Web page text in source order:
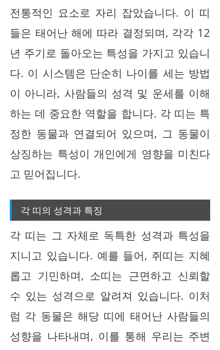
전통적인 요소로 자리 잡았습니다. 이 띠
들은 태어난 해에 따라 결정되며, 각각 12
년 주기로 돌아오는 특성을 가지고 있습니
다. 이 시스템은 단순히 나이를 세는 방법
이 아니라, 사람들의 성격 및 운세를 이해
하는 데 중요한 역할을 합니다. 각 띠는 특
정한 동물과 연결되어 있으며, 그 동물이
상징하는 특성이 개인에게 영향을 미친다
고 믿어집니다.
각 띠의 성격과 특징
각 띠는 그 자체로 독특한 성격과 특성을
지니고 있습니다. 예를 들어, 쥐띠는 지혜
롭고 기민하며, 소띠는 근면하고 신뢰할
수 있는 성격으로 알려져 있습니다. 이처
럼 각 동물은 해당 띠에 태어난 사람들의
성향을 나타내며, 이를 통해 우리는 주변